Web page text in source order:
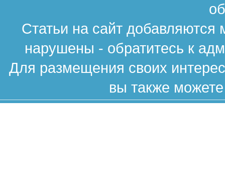
Статьи на сайт
нарушены - обратитесь к
Для размещения своих
вы также